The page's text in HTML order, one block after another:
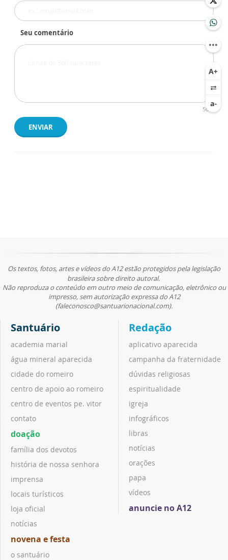
Seu comentário
500
ENVIAR
Os textos, fotos, artes e vídeos do A12 estão protegidos pela legislação
brasileira sobre direito autoral.
Não reproduza o conteúdo em outro meio de comunicação, eletrônico ou
impresso, sem autorização expressa do A12
(faleconosco@santuarionacional.com).
Santuário
academia marial
água mineral aparecida
cidade do romeiro
centro de apoio ao romeiro
centro de eventos pe. vitor
contato
doação
família dos devotos
história de nossa senhora
imprensa
locais turísticos
loja oficial
notícias
novena e festa
o santuário
Redação
aplicativo aparecida
campanha da fraternidade
dúvidas religiosas
espiritualidade
igreja
infográficos
libras
notícias
orações
papa
vídeos
anuncie no A12